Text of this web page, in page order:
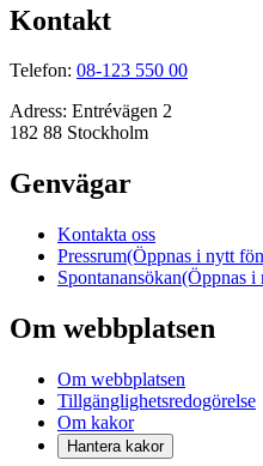
Kontakt
Telefon: 08-123 550 00
Adress: Entrévägen 2
182 88 Stockholm
Genvägar
Kontakta oss
Pressrum(Öppnas i nytt
Spontanansökan(Öppnas i
Om webbplatsen
Om webbplatsen
Tillgänglighetsredogörelse
Om kakor
Hantera kakor